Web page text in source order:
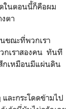
ในตอนนี้ก็คือผม
ตา
ขณะที่พวกเรา
กเราสองคน ทันที
กเหมือนมีแผ่นดิน
และกระโดดข้ามไป